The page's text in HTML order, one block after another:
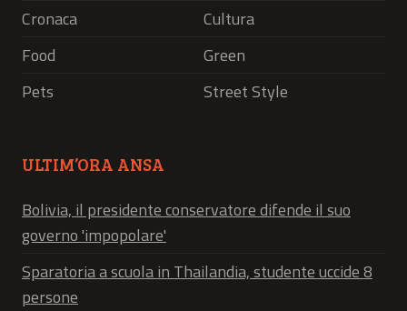
Cronaca
Cultura
Food
Green
Pets
Street Style
ULTIM’ORA ANSA
Bolivia, il presidente conservatore difende il suo
governo 'impopolare'
Sparatoria a scuola in Thailandia, studente uccide 8
persone